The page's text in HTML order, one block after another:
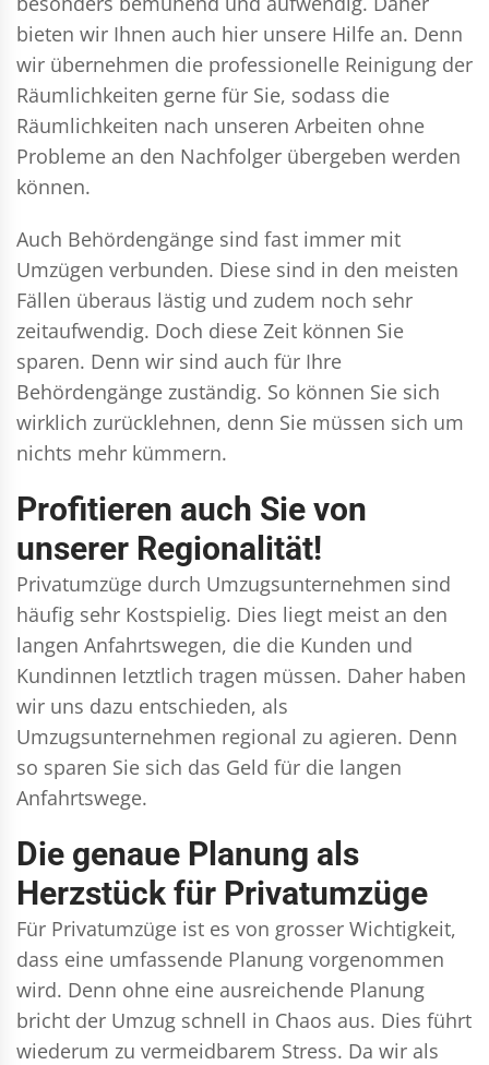
bieten wir Ihnen auch hier unsere Hilfe an. Denn
wir übernehmen die professionelle Reinigung der
Räumlichkeiten gerne für Sie, sodass die
Räumlichkeiten nach unseren Arbeiten ohne
Probleme an den Nachfolger übergeben werden
können.
Auch Behördengänge sind fast immer mit
Umzügen verbunden. Diese sind in den meisten
Fällen überaus lästig und zudem noch sehr
zeitaufwendig. Doch diese Zeit können Sie
sparen. Denn wir sind auch für Ihre
Behördengänge zuständig. So können Sie sich
wirklich zurücklehnen, denn Sie müssen sich um
nichts mehr kümmern.
Profitieren auch Sie von
unserer Regionalität!
Privatumzüge durch Umzugsunternehmen sind
häufig sehr Kostspielig. Dies liegt meist an den
langen Anfahrtswegen, die die Kunden und
Kundinnen letztlich tragen müssen. Daher haben
wir uns dazu entschieden, als
Umzugsunternehmen regional zu agieren. Denn
so sparen Sie sich das Geld für die langen
Anfahrtswege.
Die genaue Planung als
Herzstück für Privatumzüge
Für Privatumzüge ist es von grosser Wichtigkeit,
dass eine umfassende Planung vorgenommen
wird. Denn ohne eine ausreichende Planung
bricht der Umzug schnell in Chaos aus. Dies führt
wiederum zu vermeidbarem Stress. Da wir als